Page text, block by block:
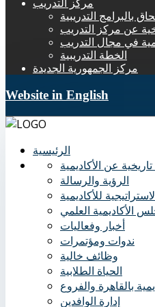
مركز التدريب
بالبرامج التدريبية
عن مركز التدريب
في مجال التدريب
الخطة التدريبية
مركز الجمهورية الجديدة
Website in English
الرئيسية
تاريخية عن الأكاديمية
الرؤية والرسالة
للأكاديمية
الأكاديمية العلمي
أخبار وفعاليات
ندوات ومؤتمرات
وظائف خالية
الحياة الطلابية
بالقاهرة والفروع
إدارة الوافدين